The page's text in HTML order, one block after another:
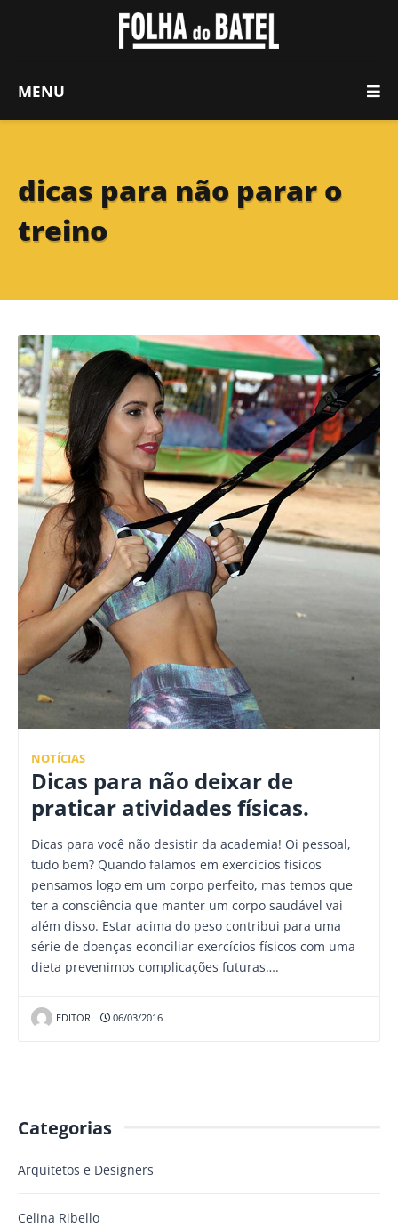
MENU
dicas para não parar o
treino
NOTÍCIAS
Dicas para não deixar de
praticar atividades físicas.
Dicas para você não desistir da academia! Oi pessoal,
tudo bem? Quando falamos em exercícios físicos
pensamos logo em um corpo perfeito, mas temos que
ter a consciência que manter um corpo saudável vai
além disso. Estar acima do peso contribui para uma
série de doenças econciliar exercícios físicos com uma
dieta prevenimos complicações futuras….
EDITOR 06/03/2016
Categorias
Arquitetos e Designers
Celina Ribello